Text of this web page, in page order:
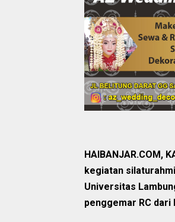
HAIBANJAR.COM,
kegiatan
Universitas
penggemar RC dari